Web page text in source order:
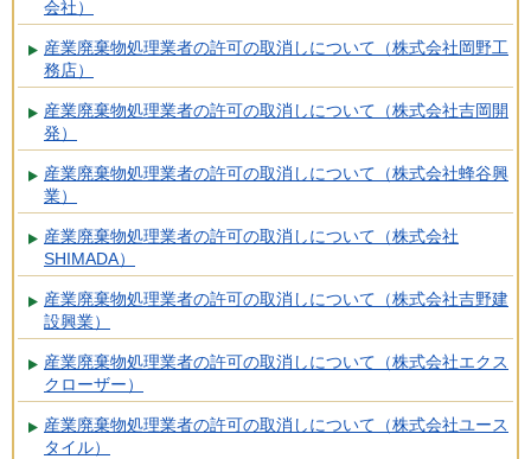
会社）
産業廃棄物処理業者の許可の取消しについて（株式会社岡野工
務店）
産業廃棄物処理業者の許可の取消しについて（株式会社吉岡開
発）
産業廃棄物処理業者の許可の取消しについて（株式会社蜂谷興
業）
産業廃棄物処理業者の許可の取消しについて（株式会社
SHIMADA）
産業廃棄物処理業者の許可の取消しについて（株式会社吉野建
設興業）
産業廃棄物処理業者の許可の取消しについて（株式会社エクス
クローザー）
産業廃棄物処理業者の許可の取消しについて（株式会社ユース
タイル）